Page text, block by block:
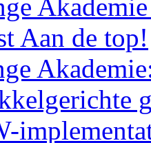
Aan de top!